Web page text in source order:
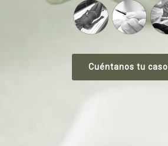
Cuéntanos tu caso